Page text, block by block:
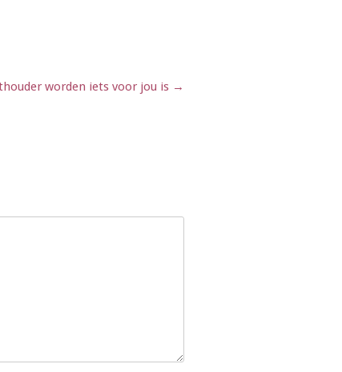
worden iets voor jou is →